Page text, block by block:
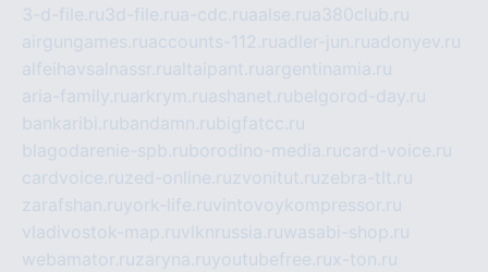
3-d-file.ru3d-file.rua-cdc.ruaalse.rua380club.ru
airgungames.ruaccounts-112.ruadler-jun.ruadonyev.ru
alfeihavsalnassr.rualtaipant.ruargentinamia.ru
aria-family.ruarkrym.ruashanet.rubelgorod-day.ru
bankaribi.rubandamn.rubigfatcc.ru
blagodarenie-spb.ruborodino-media.rucard-voice.ru
cardvoice.ruzed-online.ruzvonitut.ruzebra-tlt.ru
zarafshan.ruyork-life.ruvintovoykompressor.ru
vladivostok-map.ruvlknrussia.ruwasabi-shop.ru
webamator.ruzaryna.ruyoutubefree.rux-ton.ru